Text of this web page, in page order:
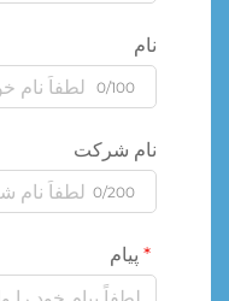
نام
0/100
نام شرکت
0/200
پیام